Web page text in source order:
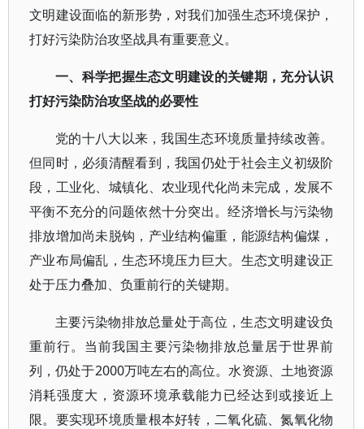
文明建设面临的新形势，对我们加强生态环境保护，
打好污染防治攻坚战具有重要意义。
一、科学把握生态文明建设的关键期，充分认识
打好污染防治攻坚战的必要性
党的十八大以来，我国生态环境质量持续改善。
但同时，必须清醒看到，我国仍处于社会主义初级阶
段，工业化、城镇化、农业现代化尚未完成，发展不
平衡不充分的问题依然十分突出。经济增长与污染物
排放增加尚未脱钩，产业结构偏重，能源结构偏煤，
产业布局偏乱，生态环境压力巨大。生态文明建设正
处于压力叠加、负重前行的关键期。
主要污染物排放总量处于高位，生态文明建设负
重前行。当前我国主要污染物排放总量居于世界前
列，仍处于2000万吨左右的高位。水资源、土地资源
消耗强度大，资源环境承载能力已经达到或接近上
限。要实现环境质量根本好转，二氧化硫、氮氧化物